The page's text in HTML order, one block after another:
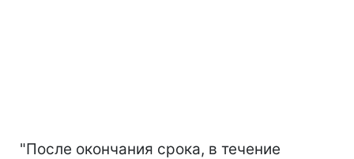
"После окончания срока, в течение